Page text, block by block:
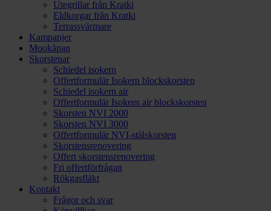
Utegrillar från Kratki
Eldkorgar från Kratki
Terrassvärmare
Kampanjer
Mookåpan
Skorstenar
Schiedel isokern
Offertformulär Isokern blockskorsten
Schiedel isokern air
Offertformulär Isokern air blockskorsten
Skorsten NVI 2000
Skorsten NVI 3000
Offertformulär NVI-stålskorsten
Skorstensrenovering
Offert skorstensrenovering
Fri offertförfrågan
Rökgasfläkt
Kontakt
Frågor och svar